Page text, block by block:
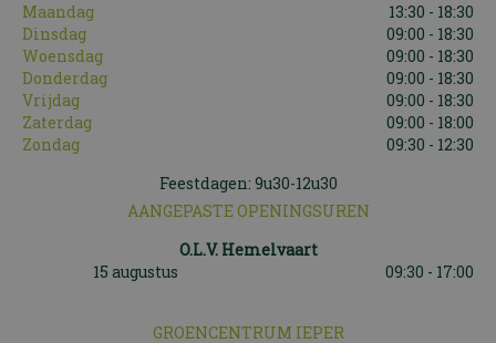
Maandag
13:30 - 18:30
Dinsdag
09:00 - 18:30
Woensdag
09:00 - 18:30
Donderdag
09:00 - 18:30
Vrijdag
09:00 - 18:30
Zaterdag
09:00 - 18:00
Zondag
09:30 - 12:30
Feestdagen: 9u30-12u30
AANGEPASTE OPENINGSUREN
O.L.V. Hemelvaart
15 augustus
09:30 - 17:00
GROENCENTRUM IEPER